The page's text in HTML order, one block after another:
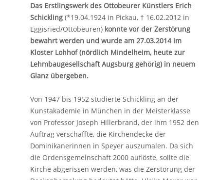
Das Erstlingswerk des Ottobeurer Künstlers Erich
Schickling (*19.04.1924 in Pickau, † 16.02.2012 in
Eggisried/Ottobeuren) konnte vor der Zerstörung
bewahrt werden und wurde am 27.03.2014 im
Kloster Lohhof (nördlich Mindelheim, heute zur
Lehmbaugesellschaft Augsburg gehörig) in neuem
Glanz übergeben.
Von 1947 bis 1952 studierte Schickling an der
Kunstakademie in München in der Meisterklasse
von Professor Joseph Hillerbrand, der ihm 1952 den
Auftrag verschaffte, die Kirchendecke der
Dominikanerinnen in Speyer auszumalen. Da sich
die Ordensgemeinschaft 2000 auflöste, sollte die
Kirche abgerissen werden, was die Zerstörung der